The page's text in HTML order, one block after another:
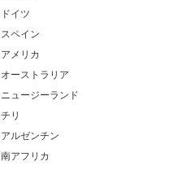
ドイツ
スペイン
アメリカ
オーストラリア
ニュージーランド
チリ
アルゼンチン
南アフリカ